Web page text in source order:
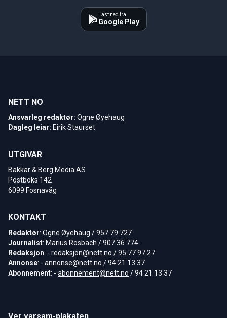
Last ned fra
Google Play
NETT NO
Ansvarleg redaktør: Ogne Øyehaug
Dagleg leiar: Eirik Staurset
UTGIVAR
Bakkar & Berg Media AS
Postboks 142
6099 Fosnavåg
KONTAKT
Redaktør: Ogne Øyehaug / 957 79 727
Journalist: Marius Rosbach / 907 36 774
Redaksjon: - redaksjon@nett.no / 95 77 97 27
Annonse: - annonse@nett.no / 94 21 13 37
Abonnement: - abonnement@nett.no / 94 21 13 37